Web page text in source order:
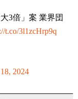
3倍」案 業界団
t.co/3l1zcHrp9q
2024